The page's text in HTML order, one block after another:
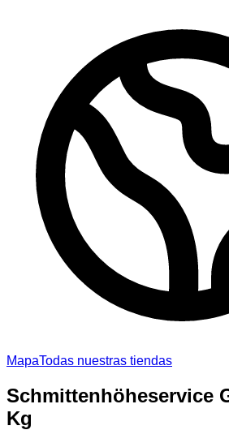
MapaTodas nuestras tiendas
Schmittenhöheservice
Kg